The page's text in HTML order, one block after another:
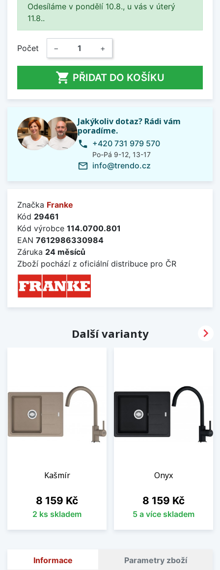
Odesíláme v pondělí 10.8., u vás v úterý
11.8..
Počet − +
 PŘIDAT DO KOŠÍKU
Jakýkoliv dotaz? Rádi vám
poradíme.
phone +420 731 979 570
Po-Pá 9-12, 13-17
mail_outline info@trendo.cz
Značka Franke
Kód 29461
Kód výrobce 114.0700.801
EAN 7612986330984
Záruka 24 měsíců
Zboží pochází z oficiální distribuce pro ČR
Další varianty
Kašmír
Cena
8 159 Kč
2 ks skladem
Onyx
Cena
8 159 Kč
5 a více skladem

Informace Parametry zboží